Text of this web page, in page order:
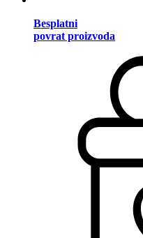
Besplatni
povrat proizvoda